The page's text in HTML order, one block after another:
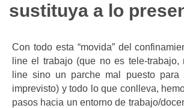
sustituya a lo
Con todo esta “movida” del
line el trabajo (que no es tele-trabajo,
line sino un parche mal puesto para
imprevisto) y todo lo que conlleva,
pasos hacia un entorno de trabajo/